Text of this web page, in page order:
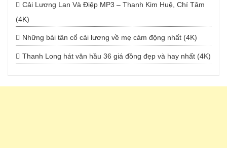
Cải Lương Lan Và Điệp MP3 – Thanh Kim Huệ, Chí Tâm
(4K)
Những bài tân cổ cải lương về mẹ cảm động nhất (4K)
Thanh Long hát văn hầu 36 giá đồng đẹp và hay nhất (4K)